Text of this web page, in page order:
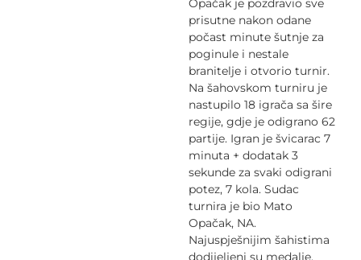
Opačak je pozdravio sve
prisutne nakon odane
počast minute šutnje za
poginule i nestale
branitelje i otvorio turnir.
Na šahovskom turniru je
nastupilo 18 igrača sa šire
regije, gdje je odigrano 62
partije. Igran je švicarac 7
minuta + dodatak 3
sekunde za svaki odigrani
potez, 7 kola. Sudac
turnira je bio Mato
Opačak, NA.
Najuspješnijim šahistima
dodijeljeni su medalje.